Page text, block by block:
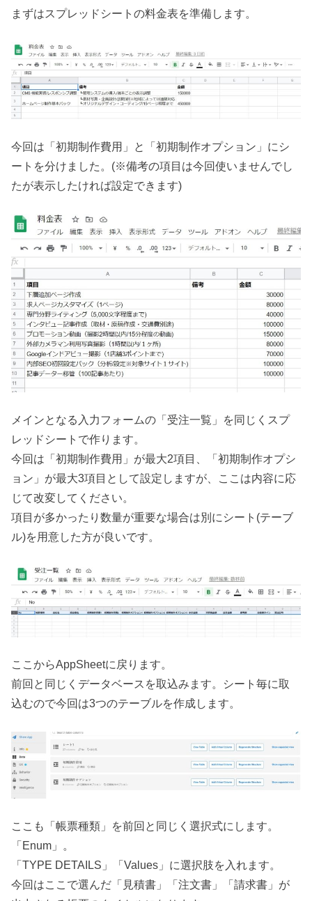
まずはスプレッドシートの料金表を準備します。
今回は「初期制作費用」と「初期制作オプション」にシ
ートを分けました。(※備考の項目は今回使いませんでし
たが表示したければ設定できます)
メインとなる入力フォームの「受注一覧」を同じくスプ
レッドシートで作ります。
今回は「初期制作費用」が最大2項目、「初期制作オプシ
ョン」が最大3項目として設定しますが、ここは内容に応
じて改変してください。
項目が多かったり数量が重要な場合は別にシート(テーブ
ル)を用意した方が良いです。
ここからAppSheetに戻ります。
前回と同じくデータベースを取込みます。シート毎に取
込むので今回は3つのテーブルを作成します。
ここも「帳票種類」を前回と同じく選択式にします。
「Enum」。
「TYPE DETAILS」「Values」に選択肢を入れます。
今回はここで選んだ「見積書」「注文書」「請求書」が